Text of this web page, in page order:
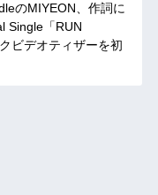
のMIYEON、作詞に
Single「RUN
ビデオティザーを初